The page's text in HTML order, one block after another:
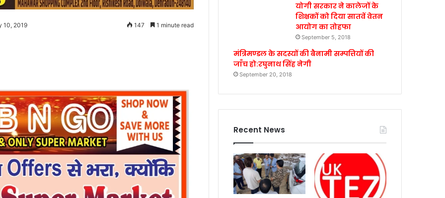
10, 2019 147 1 minute read
योगी सरकार ने कालेजों के
शिक्षकों को दिया सातवें वेतन
आयोग का तोहफा
September 5, 2018
मंत्रिमण्डल के सदस्यों की बैनामी सम्पत्तियों की
जाँच हो:रघुनाथ सिंह नेगी
September 20, 2018
Recent News